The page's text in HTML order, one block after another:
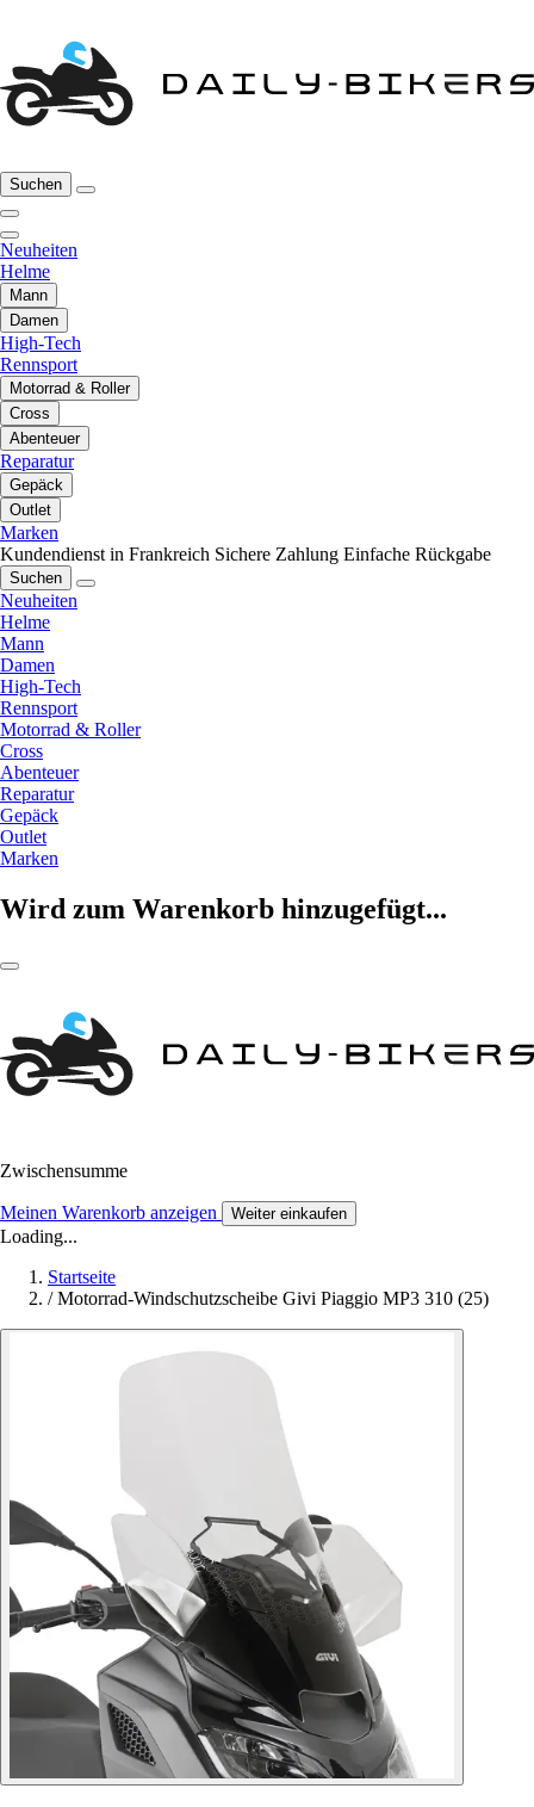
Suchen
Neuheiten
Helme
Mann
Damen
High-Tech
Rennsport
Motorrad & Roller
Cross
Abenteuer
Reparatur
Gepäck
Outlet
Marken
Kundendienst in Frankreich Sichere Zahlung Einfache Rückgabe
Suchen
Neuheiten
Helme
Mann
Damen
High-Tech
Rennsport
Motorrad & Roller
Cross
Abenteuer
Reparatur
Gepäck
Outlet
Marken
Wird zum Warenkorb hinzugefügt...
Zwischensumme
Meinen Warenkorb anzeigen Weiter einkaufen
Loading...
Startseite
/ Motorrad-Windschutzscheibe Givi Piaggio MP3 310 (25)